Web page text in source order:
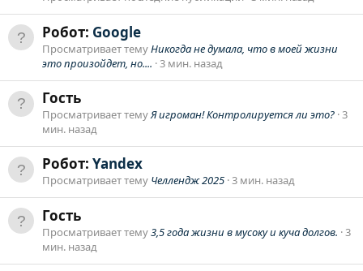
Робот: Google
Просматривает темуНикогда не думала, что в моей жизни
это произойдет, но.... 3 мин. назад
Гость
Просматривает темуЯ игроман! Контролируется ли это? 3
мин. назад
Робот: Yandex
Просматривает тему Челлендж 2025 3 мин. назад
Гость
Просматривает тему3,5 года жизни в мусоку и куча долгов. 3
мин. назад